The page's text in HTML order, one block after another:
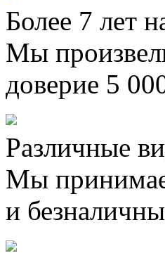
Более 7 лет
Мы
доверие 5
Различные
Мы
и